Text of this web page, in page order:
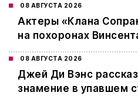
08 АВГУСТА 2026
Актеры «Клана
на похоронах
08 АВГУСТА 2026
Джей Ди Вэнс
знамение в упавшем